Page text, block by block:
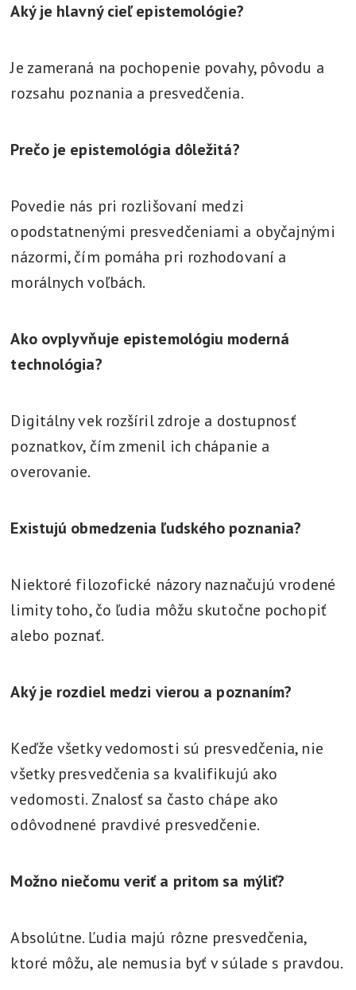
Aký je hlavný cieľ epistemológie?
Je zameraná na pochopenie povahy, pôvodu a
rozsahu poznania a presvedčenia.
Prečo je epistemológia dôležitá?
Povedie nás pri rozlišovaní medzi
opodstatnenými presvedčeniami a obyčajnými
názormi, čím pomáha pri rozhodovaní a
morálnych voľbách.
Ako ovplyvňuje epistemológiu moderná
technológia?
Digitálny vek rozšíril zdroje a dostupnosť
poznatkov, čím zmenil ich chápanie a
overovanie.
Existujú obmedzenia ľudského poznania?
Niektoré filozofické názory naznačujú vrodené
limity toho, čo ľudia môžu skutočne pochopiť
alebo poznať.
Aký je rozdiel medzi vierou a poznaním?
Keďže všetky vedomosti sú presvedčenia, nie
všetky presvedčenia sa kvalifikujú ako
vedomosti. Znalosť sa často chápe ako
odôvodnené pravdivé presvedčenie.
Možno niečomu veriť a pritom sa mýliť?
Absolútne. Ľudia majú rôzne presvedčenia,
ktoré môžu, ale nemusia byť v súlade s pravdou.